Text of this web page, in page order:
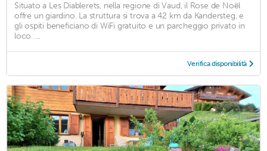
Situato a Les Diablerets, nella regione di Vaud, il Rose de Noël
offre un giardino. La struttura si trova a 42 km da Kandersteg, e
gli ospiti beneficiano di WiFi gratuito e un parcheggio privato in
loco. ...
Verifica disponibilità